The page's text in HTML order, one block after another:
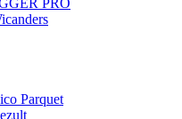
PRO
Parquet